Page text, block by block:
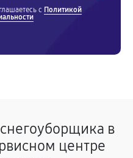
с Политикой
в
центре